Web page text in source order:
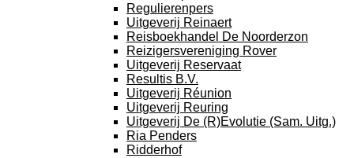
Regulierenpers
Uitgeverij Reinaert
Reisboekhandel De Noorderzon
Reizigersvereniging Rover
Uitgeverij Reservaat
Resultis B.V.
Uitgeverij Réunion
Uitgeverij Reuring
Uitgeverij De (R)Evolutie (Sam. Uitg.)
Ria Penders
Ridderhof